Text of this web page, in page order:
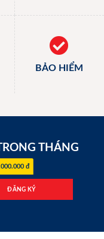
BẢO HIỂM
THÁNG
đ